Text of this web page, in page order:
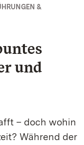
&
und
– doch wohin
Während der